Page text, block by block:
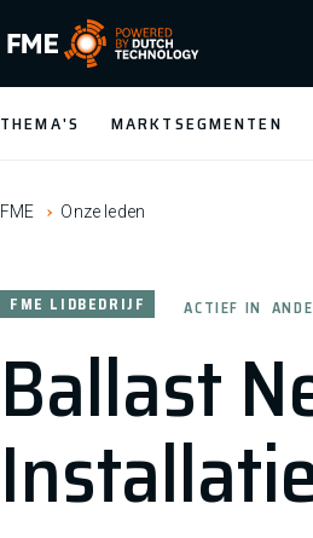
FME Logo, to the homepage
THEMA'S MARKTSEGMENTEN
FME Onze leden
Ballast
FME LIDBEDRIJF ACTIEF IN